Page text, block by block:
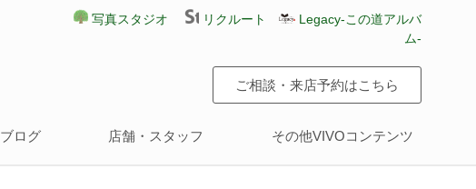
写真スタジオ リクルート
Legacy-この道アルバ
ム-
ご相談・来店予約はこちら
ブログ 店舗・スタッフ その他VIVOコンテンツ